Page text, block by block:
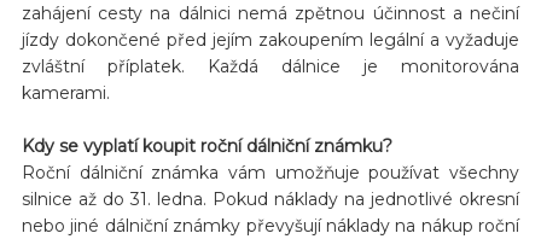
zahájení cesty na dálnici nemá zpětnou účinnost a nečiní
jízdy dokončené před jejím zakoupením legální a vyžaduje
zvláštní příplatek. Každá dálnice je monitorována
kamerami.
Kdy se vyplatí koupit roční dálniční známku?
Roční dálniční známka vám umožňuje používat všechny
silnice až do 31. ledna. Pokud náklady na jednotlivé okresní
nebo jiné dálniční známky převyšují náklady na nákup roční